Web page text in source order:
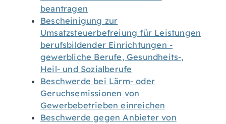
beantragen
Bescheinigung zur
Umsatzsteuerbefreiung für Leistungen
berufsbildender Einrichtungen -
gewerbliche Berufe, Gesundheits-,
Heil- und Sozialberufe
Beschwerde bei Lärm- oder
Geruchsemissionen von
Gewerbebetrieben einreichen
Beschwerde gegen Anbieter von